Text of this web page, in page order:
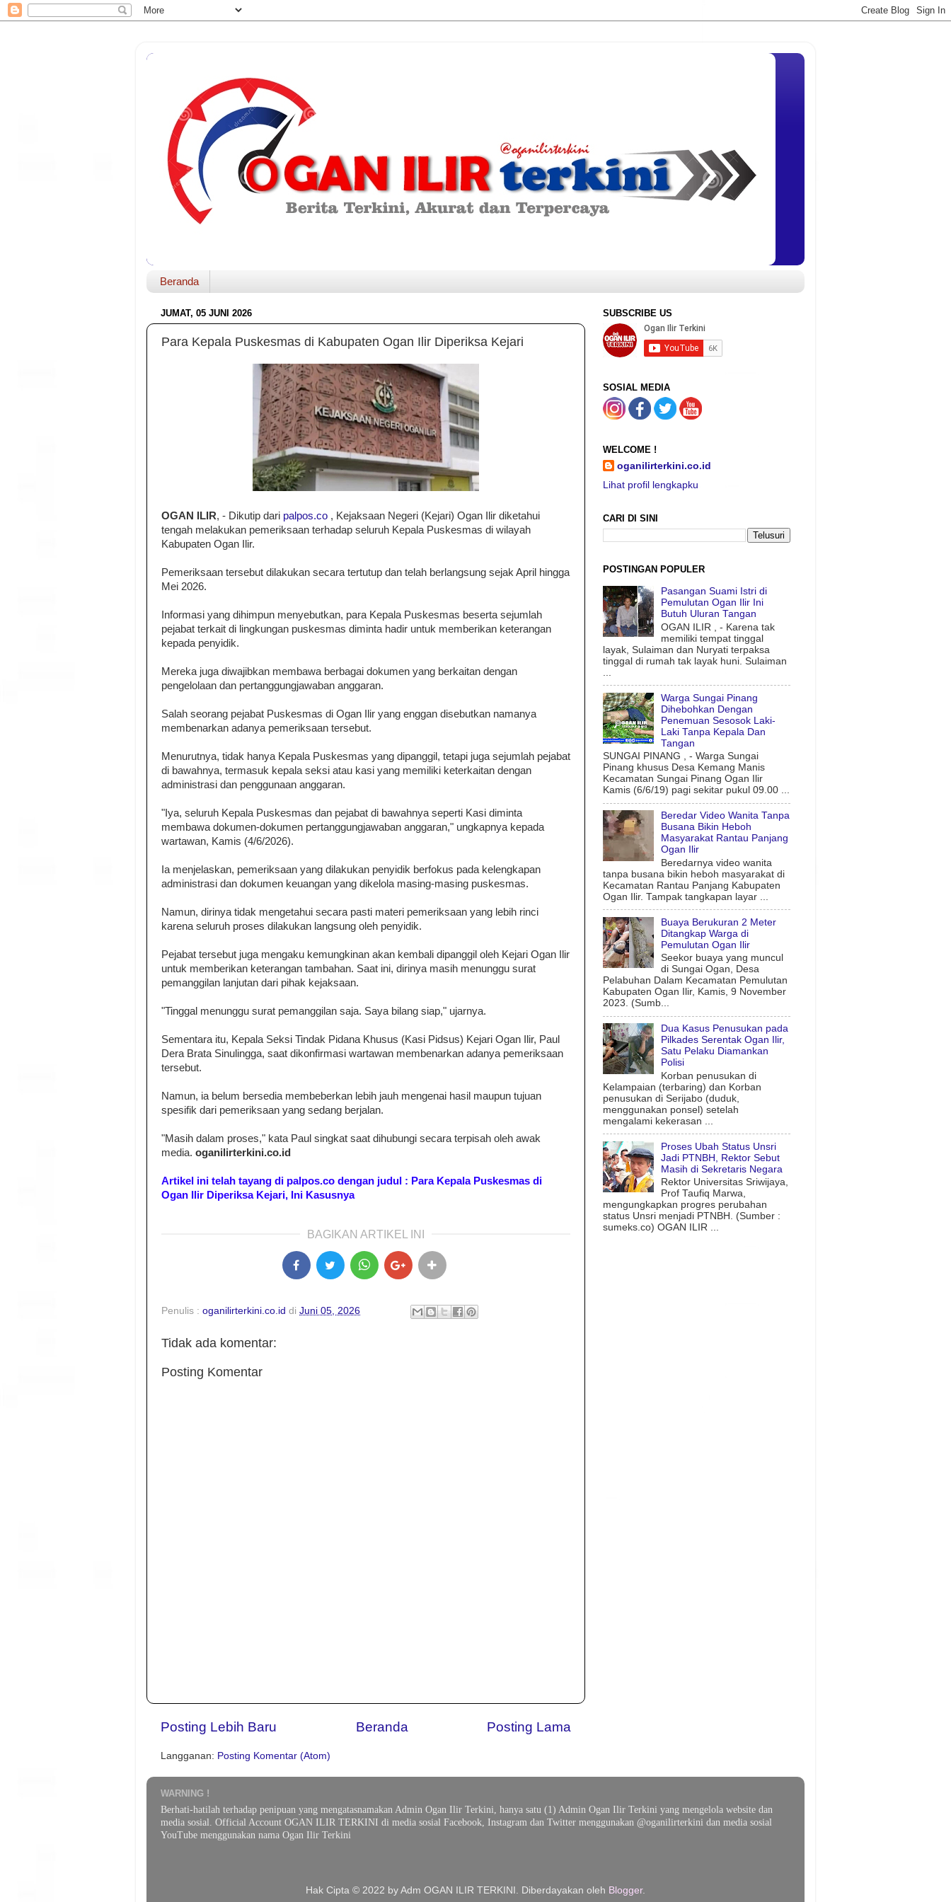
Beranda
JUMAT, 05 JUNI 2026
Para Kepala Puskesmas di Kabupaten Ogan Ilir Diperiksa Kejari
OGAN ILIR, - Dikutip dari palpos.co , Kejaksaan Negeri (Kejari) Ogan Ilir diketahui
tengah melakukan pemeriksaan terhadap seluruh Kepala Puskesmas di wilayah
Kabupaten Ogan Ilir.
Pemeriksaan tersebut dilakukan secara tertutup dan telah berlangsung sejak April hingga
Mei 2026.
Informasi yang dihimpun menyebutkan, para Kepala Puskesmas beserta sejumlah
pejabat terkait di lingkungan puskesmas diminta hadir untuk memberikan keterangan
kepada penyidik.
Mereka juga diwajibkan membawa berbagai dokumen yang berkaitan dengan
pengelolaan dan pertanggungjawaban anggaran.
Salah seorang pejabat Puskesmas di Ogan Ilir yang enggan disebutkan namanya
membenarkan adanya pemeriksaan tersebut.
Menurutnya, tidak hanya Kepala Puskesmas yang dipanggil, tetapi juga sejumlah pejabat
di bawahnya, termasuk kepala seksi atau kasi yang memiliki keterkaitan dengan
administrasi dan penggunaan anggaran.
"Iya, seluruh Kepala Puskesmas dan pejabat di bawahnya seperti Kasi diminta
membawa dokumen-dokumen pertanggungjawaban anggaran," ungkapnya kepada
wartawan, Kamis (4/6/2026).
Ia menjelaskan, pemeriksaan yang dilakukan penyidik berfokus pada kelengkapan
administrasi dan dokumen keuangan yang dikelola masing-masing puskesmas.
Namun, dirinya tidak mengetahui secara pasti materi pemeriksaan yang lebih rinci
karena seluruh proses dilakukan langsung oleh penyidik.
Pejabat tersebut juga mengaku kemungkinan akan kembali dipanggil oleh Kejari Ogan Ilir
untuk memberikan keterangan tambahan. Saat ini, dirinya masih menunggu surat
pemanggilan lanjutan dari pihak kejaksaan.
"Tinggal menunggu surat pemanggilan saja. Saya bilang siap," ujarnya.
Sementara itu, Kepala Seksi Tindak Pidana Khusus (Kasi Pidsus) Kejari Ogan Ilir, Paul
Dera Brata Sinulingga, saat dikonfirmasi wartawan membenarkan adanya pemeriksaan
tersebut.
Namun, ia belum bersedia membeberkan lebih jauh mengenai hasil maupun tujuan
spesifik dari pemeriksaan yang sedang berjalan.
"Masih dalam proses," kata Paul singkat saat dihubungi secara terpisah oleh awak
media. oganilirterkini.co.id
Artikel ini telah tayang di palpos.co dengan judul : Para Kepala Puskesmas di
Ogan Ilir Diperiksa Kejari, Ini Kasusnya
BAGIKAN ARTIKEL INI
Penulis : oganilirterkini.co.id di Juni 05, 2026
Tidak ada komentar:
Posting Komentar
Posting Lebih Baru Posting Lama
Beranda
Langganan: Posting Komentar (Atom)
SUBSCRIBE US
SOSIAL MEDIA
WELCOME !
oganilirterkini.co.id
Lihat profil lengkapku
CARI DI SINI
POSTINGAN POPULER
Pasangan Suami Istri di
Pemulutan Ogan Ilir Ini
Butuh Uluran Tangan
OGAN ILIR , - Karena tak
memiliki tempat tinggal
layak, Sulaiman dan Nuryati terpaksa
tinggal di rumah tak layak huni. Sulaiman
Warga Sungai Pinang
Dihebohkan Dengan
Penemuan Sesosok Laki-
Laki Tanpa Kepala Dan
Tangan
SUNGAI PINANG , - Warga Sungai
Pinang khusus Desa Kemang Manis
Kecamatan Sungai Pinang Ogan Ilir
Kamis (6/6/19) pagi sekitar pukul 09.00 ...
Beredar Video Wanita Tanpa
Busana Bikin Heboh
Masyarakat Rantau Panjang
Ogan Ilir
Beredarnya video wanita
tanpa busana bikin heboh masyarakat di
Kecamatan Rantau Panjang Kabupaten
Ogan Ilir. Tampak tangkapan layar ...
Buaya Berukuran 2 Meter
Ditangkap Warga di
Pemulutan Ogan Ilir
Seekor buaya yang muncul
di Sungai Ogan, Desa
Pelabuhan Dalam Kecamatan Pemulutan
Kabupaten Ogan Ilir, Kamis, 9 November
2023. (Sumb...
Dua Kasus Penusukan pada
Pilkades Serentak Ogan Ilir,
Satu Pelaku Diamankan
Polisi
Korban penusukan di
Kelampaian (terbaring) dan Korban
penusukan di Serijabo (duduk,
menggunakan ponsel) setelah
mengalami kekerasan ...
Proses Ubah Status Unsri
Jadi PTNBH, Rektor Sebut
Masih di Sekretaris Negara
Rektor Universitas Sriwijaya,
Prof Taufiq Marwa,
mengungkapkan progres perubahan
status Unsri menjadi PTNBH. (Sumber :
sumeks.co) OGAN ILIR ...
WARNING !
Berhati-hatilah terhadap penipuan yang mengatasnamakan Admin Ogan Ilir Terkini, hanya satu (1) Admin Ogan Ilir Terkini yang mengelola website dan
media sosial. Official Account OGAN ILIR TERKINI di media sosial Facebook, Instagram dan Twitter menggunakan @oganilirterkini dan media sosial
YouTube menggunakan nama Ogan Ilir Terkini
Hak Cipta © 2022 by Adm OGAN ILIR TERKINI. Diberdayakan oleh Blogger.